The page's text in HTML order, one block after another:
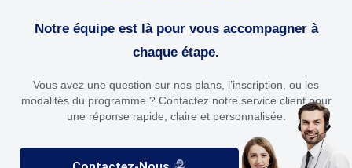
Notre équipe est là pour vous accompagner à
chaque étape.
Vous avez une question sur nos plans, l’inscription, ou les
modalités du programme ? Contactez notre service client pour
une réponse rapide, claire et personnalisée.